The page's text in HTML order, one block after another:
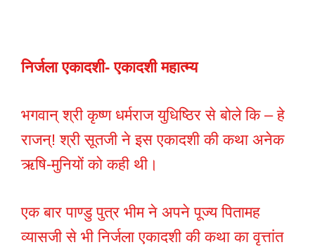
निर्जला एकादशी- एकादशी महात्म्य
भगवान् श्री कृष्ण धर्मराज युधिष्ठिर से बोले कि – हे
राजन्! श्री सूतजी ने इस एकादशी की कथा अनेक
ऋषि-मुनियों को कही थी।
एक बार पाण्डु पुत्र भीम ने अपने पूज्य पितामह
व्यासजी से भी निर्जला एकादशी की कथा का वृत्तांत